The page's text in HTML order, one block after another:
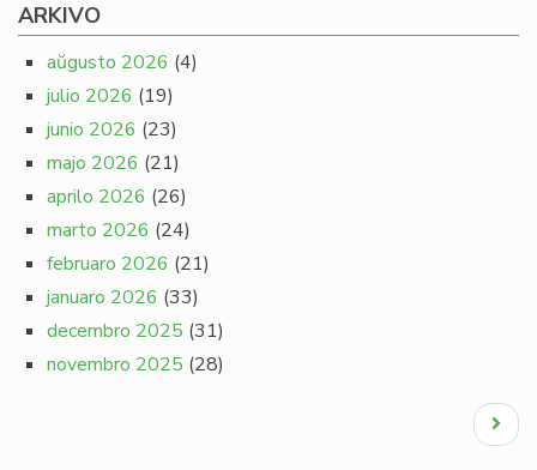
ARKIVO
aŭgusto 2026 (4)
julio 2026 (19)
junio 2026 (23)
majo 2026 (21)
aprilo 2026 (26)
marto 2026 (24)
februaro 2026 (21)
januaro 2026 (33)
decembro 2025 (31)
novembro 2025 (28)
Next
page